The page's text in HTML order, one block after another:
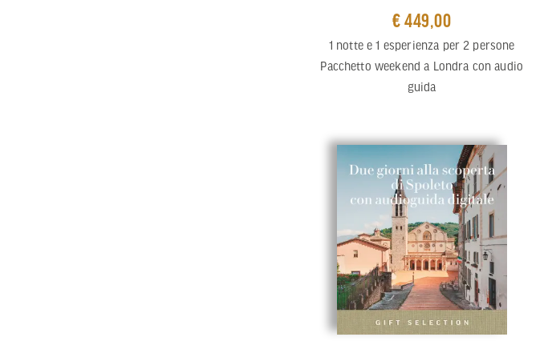
€ 449,00
1 notte e 1 esperienza per 2 persone
Pacchetto weekend a Londra con audio
guida